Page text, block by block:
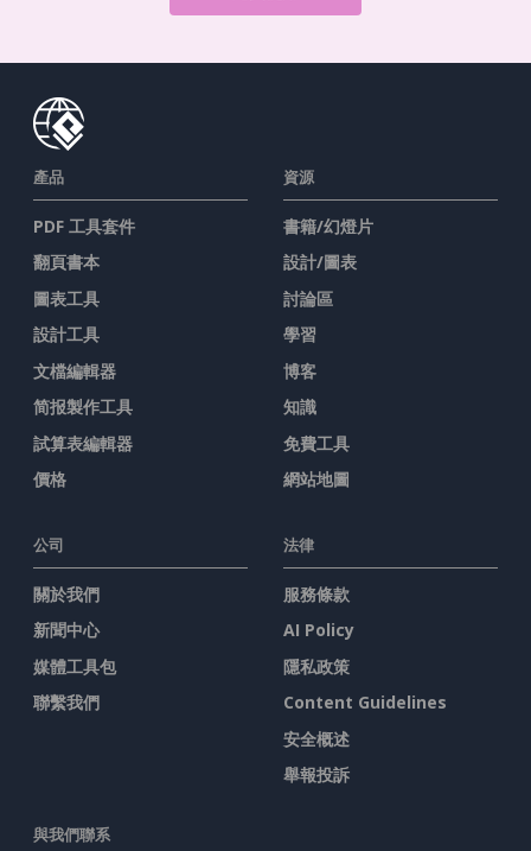
產品
PDF 工具套件
翻頁書本
圖表工具
設計工具
文檔編輯器
简报製作工具
試算表編輯器
價格
資源
書籍/幻燈片
設計/圖表
討論區
學習
博客
知識
免費工具
網站地圖
公司
關於我們
新聞中心
媒體工具包
聯繫我們
法律
服務條款
AI Policy
隱私政策
Content Guidelines
安全概述
舉報投訴
與我們聯系